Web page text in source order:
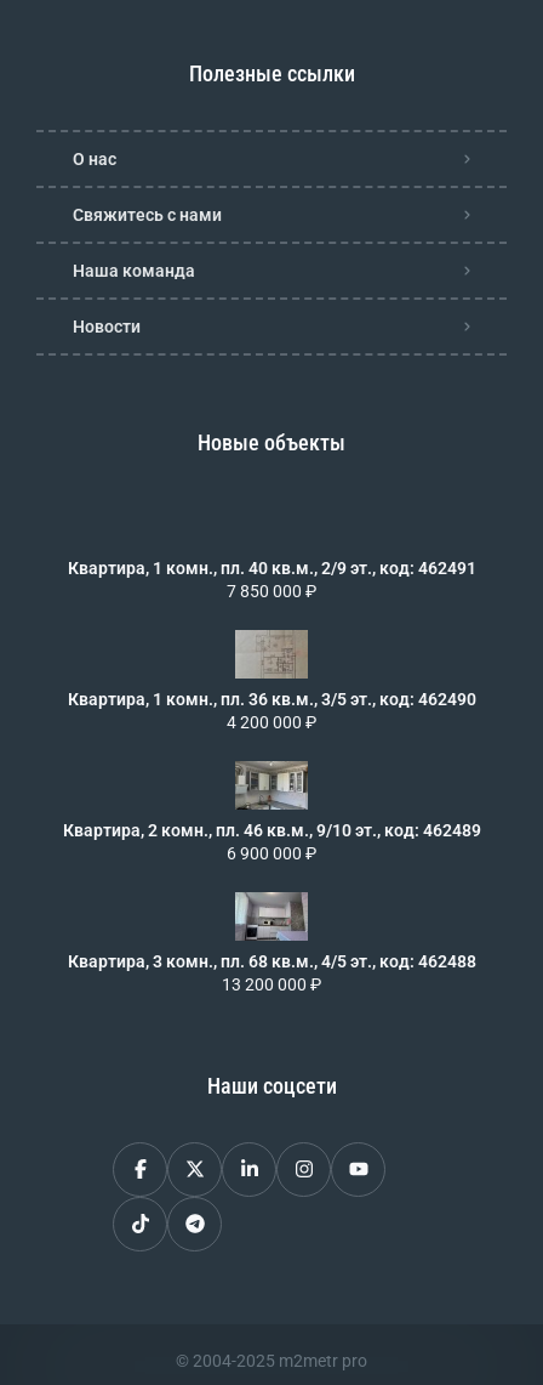
Полезные ссылки
О нас
Свяжитесь с нами
Наша команда
Новости
Новые объекты
Квартира, 1 комн., пл. 40 кв.м., 2/9 эт., код: 462491
7 850 000 ₽
Квартира, 1 комн., пл. 36 кв.м., 3/5 эт., код: 462490
4 200 000 ₽
Квартира, 2 комн., пл. 46 кв.м., 9/10 эт., код: 462489
6 900 000 ₽
Квартира, 3 комн., пл. 68 кв.м., 4/5 эт., код: 462488
13 200 000 ₽
Наши соцсети
© 2004-2025 m2metr pro